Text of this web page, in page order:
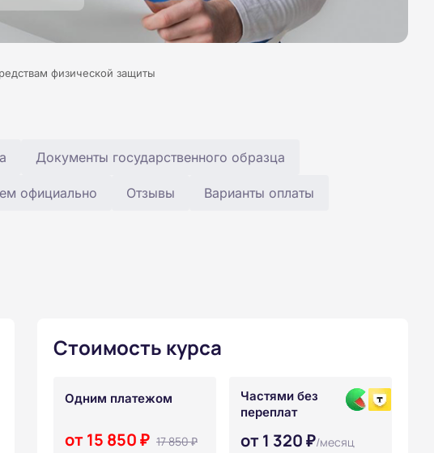
физической защиты
Документы государственного образца
официально Отзывы Варианты оплаты
Стоимость курса
Одним платежом
от 15 850 ₽ 17 850 ₽
Частями без
переплат
от 1 320 ₽/месяц